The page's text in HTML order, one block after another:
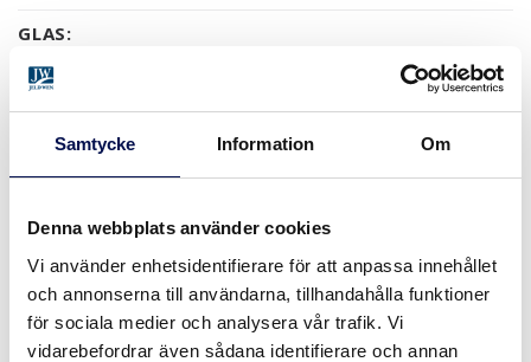
Samtycke Information Om
Denna webbplats använder cookies
Vi använder enhetsidentifierare för att anpassa innehållet
och annonserna till användarna, tillhandahålla funktioner
för sociala medier och analysera vår trafik. Vi
vidarebefordrar även sådana identifierare och annan
GLAS:
GARANTI:
YTOR (9)
NCS S0502-YNCS S0500-NNCS S3502-YNCS S7000-NNCS S5020-